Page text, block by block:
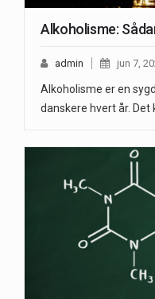
Alkoholisme:
admin jun 7,
Alkoholisme er en
danskere hvert år.